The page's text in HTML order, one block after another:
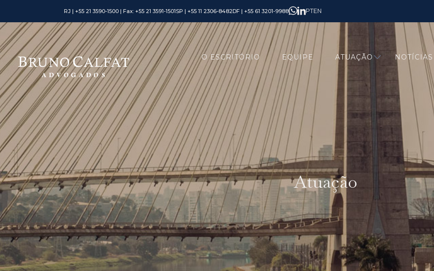
RJ | +55 21 3590-1500 | Fax: +55 21 3591-1501SP | +55 11 2306-8482DF | +55 61 3201-9988 PTEN
O ESCRITÓRIO EQUIPE ATUAÇÃO
Atuação